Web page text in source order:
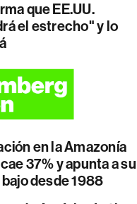
que EE.UU.
el estrecho" y lo
en la Amazonía
37% y apunta a su
desde 1988